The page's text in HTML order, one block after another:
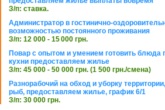
З/п: ставка.
Администратор в гостинично-
возможностью постоянного проживания
З/п: 12 000 - 15 000 грн.
Повар с опытом и умением готовить блюда
кухни предоставляем жилье
З/п: 45 000 - 50 000 грн. (1 500 грн./смена)
Разнорабочий на обход и уборку
рыб, предоставляем жилье, график 6/1
З/п: 30 000 грн.